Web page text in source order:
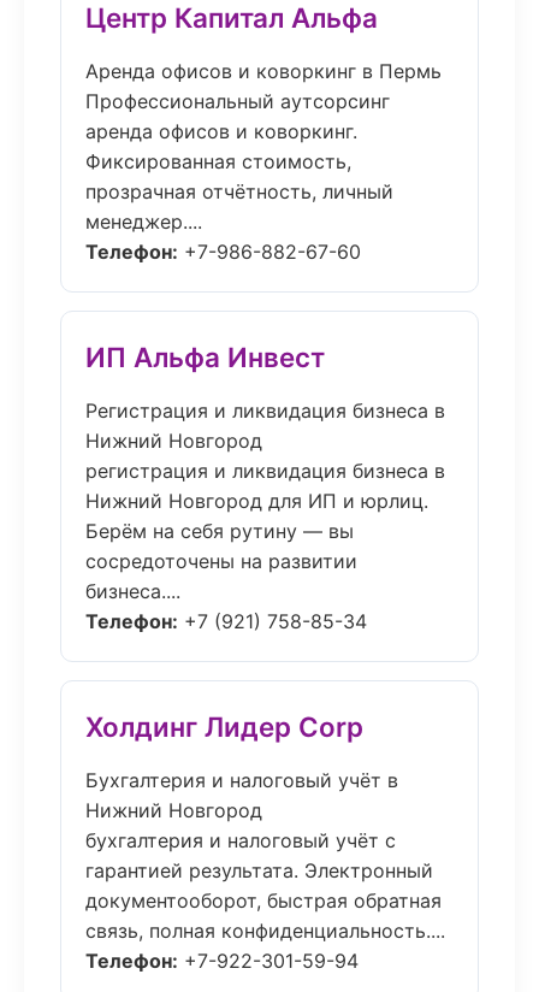
Центр Капитал Альфа
Аренда офисов и коворкинг в Пермь
Профессиональный аутсорсинг
аренда офисов и коворкинг.
Фиксированная стоимость,
прозрачная отчётность, личный
менеджер....
Телефон: +7-986-882-67-60
ИП Альфа Инвест
Регистрация и ликвидация бизнеса в
Нижний Новгород
регистрация и ликвидация бизнеса в
Нижний Новгород для ИП и юрлиц.
Берём на себя рутину — вы
сосредоточены на развитии
бизнеса....
Телефон: +7 (921) 758-85-34
Холдинг Лидер Corp
Бухгалтерия и налоговый учёт в
Нижний Новгород
бухгалтерия и налоговый учёт с
гарантией результата. Электронный
документооборот, быстрая обратная
связь, полная конфиденциальность....
Телефон: +7-922-301-59-94